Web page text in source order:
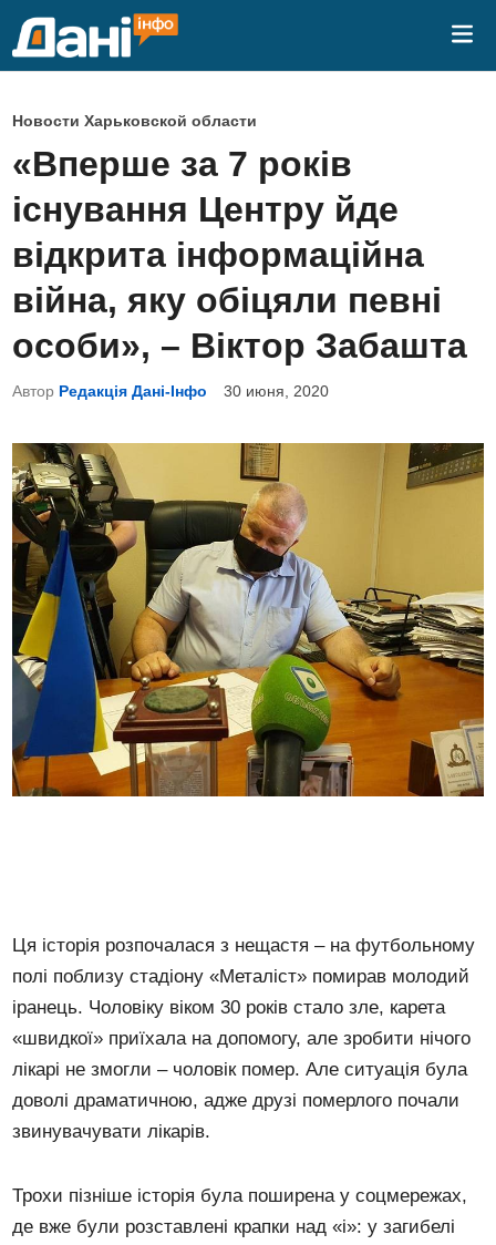
О
у
л
и
к
о
а
о
в
Новости Харьковской области
«Вперше за 7 років
існування Центру йде
відкрита інформаційна
війна, яку обіцяли певні
особи», – Віктор Забашта
Автор Редакція Дані-Інфо 30 июня, 2020
Ця історія розпочалася з нещастя – на футбольному
полі поблизу стадіону «Металіст» помирав молодий
іранець. Чоловіку віком 30 років стало зле, карета
«швидкої» приїхала на допомогу, але зробити нічого
лікарі не змогли – чоловік помер. Але ситуація була
доволі драматичною, адже друзі померлого почали
звинувачувати лікарів.
Трохи пізніше історія була поширена у соцмережах,
де вже були розставлені крапки над «і»: у загибелі